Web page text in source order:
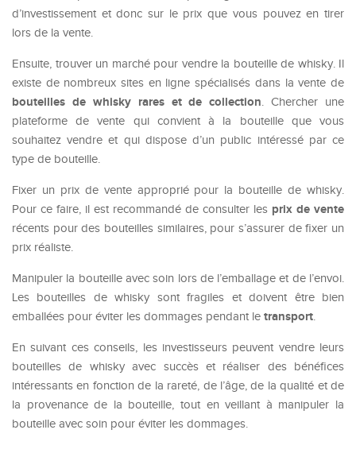
d’investissement et donc sur le prix que vous pouvez en tirer
lors de la vente.
Ensuite, trouver un marché pour vendre la bouteille de whisky. Il
existe de nombreux sites en ligne spécialisés dans la vente de
bouteilles de whisky rares et de collection. Chercher une
plateforme de vente qui convient à la bouteille que vous
souhaitez vendre et qui dispose d’un public intéressé par ce
type de bouteille.
Fixer un prix de vente approprié pour la bouteille de whisky.
Pour ce faire, il est recommandé de consulter les prix de vente
récents pour des bouteilles similaires, pour s’assurer de fixer un
prix réaliste.
Manipuler la bouteille avec soin lors de l’emballage et de l’envoi.
Les bouteilles de whisky sont fragiles et doivent être bien
emballées pour éviter les dommages pendant le transport.
En suivant ces conseils, les investisseurs peuvent vendre leurs
bouteilles de whisky avec succès et réaliser des bénéfices
intéressants en fonction de la rareté, de l’âge, de la qualité et de
la provenance de la bouteille, tout en veillant à manipuler la
bouteille avec soin pour éviter les dommages.